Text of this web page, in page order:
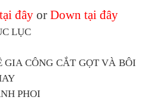
đây or Down tại đây
LỤC
GIA CÔNG CẮT GỌT VÀ BÔI
PHOI